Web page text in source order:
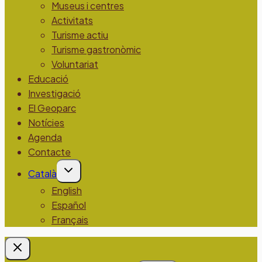
Museus i centres
Activitats
Turisme actiu
Turisme gastronòmic
Voluntariat
Educació
Investigació
El Geoparc
Notícies
Agenda
Contacte
Català
Alterna
menú
fill
English
Español
Français